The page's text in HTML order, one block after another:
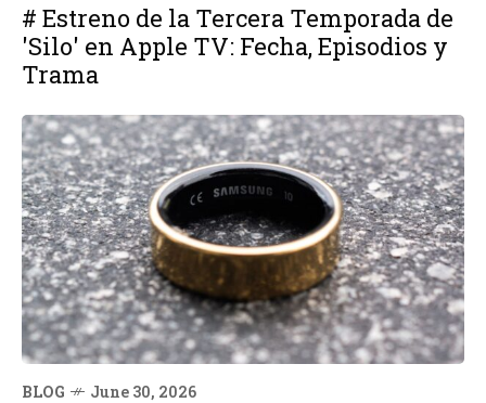
# Estreno de la Tercera Temporada de
'Silo' en Apple TV: Fecha, Episodios y
Trama
BLOG June 30, 2026